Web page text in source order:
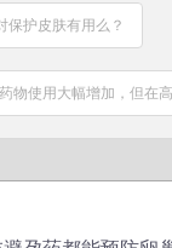
保护皮肤有用么？
物使用大幅增加，但在